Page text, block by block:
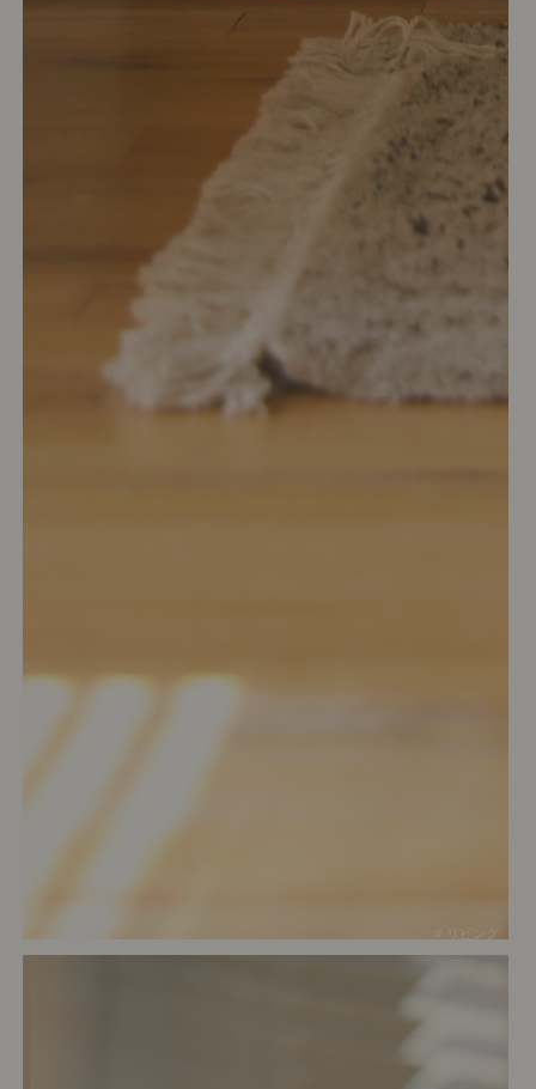
# リビング